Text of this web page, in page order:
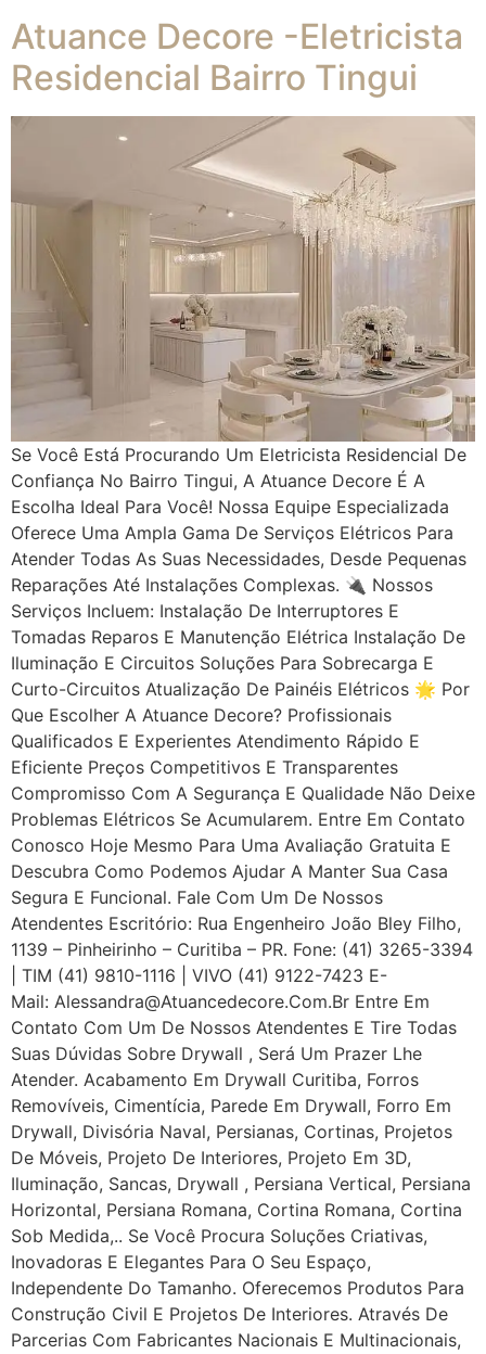
Atuance Decore -Eletricista
Residencial Bairro Tingui
Se Você Está Procurando Um Eletricista Residencial De
Confiança No Bairro Tingui, A Atuance Decore É A
Escolha Ideal Para Você! Nossa Equipe Especializada
Oferece Uma Ampla Gama De Serviços Elétricos Para
Atender Todas As Suas Necessidades, Desde Pequenas
Reparações Até Instalações Complexas. 🔌 Nossos
Serviços Incluem: Instalação De Interruptores E
Tomadas Reparos E Manutenção Elétrica Instalação De
Iluminação E Circuitos Soluções Para Sobrecarga E
Curto-Circuitos Atualização De Painéis Elétricos 🌟 Por
Que Escolher A Atuance Decore? Profissionais
Qualificados E Experientes Atendimento Rápido E
Eficiente Preços Competitivos E Transparentes
Compromisso Com A Segurança E Qualidade Não Deixe
Problemas Elétricos Se Acumularem. Entre Em Contato
Conosco Hoje Mesmo Para Uma Avaliação Gratuita E
Descubra Como Podemos Ajudar A Manter Sua Casa
Segura E Funcional. Fale Com Um De Nossos
Atendentes Escritório: Rua Engenheiro João Bley Filho,
1139 – Pinheirinho – Curitiba – PR. Fone: (41) 3265-3394
| TIM (41) 9810-1116 | VIVO (41) 9122-7423 E-
Mail: Alessandra@atuancedecore.com.br Entre Em
Contato Com Um De Nossos Atendentes E Tire Todas
Suas Dúvidas Sobre Drywall ‎, Será Um Prazer Lhe
Atender. Acabamento Em Drywall Curitiba, Forros
Removíveis, Cimentícia, Parede Em Drywall, Forro Em
Drywall, Divisória Naval, Persianas, Cortinas, Projetos
De Móveis, Projeto De Interiores, Projeto Em 3D,
Iluminação, Sancas, Drywall , Persiana Vertical, Persiana
Horizontal, Persiana Romana, Cortina Romana, Cortina
Sob Medida,.. Se Você Procura Soluções Criativas,
Inovadoras E Elegantes Para O Seu Espaço,
Independente Do Tamanho. Oferecemos Produtos Para
Construção Civil E Projetos De Interiores. Através De
Parcerias Com Fabricantes Nacionais E Multinacionais,